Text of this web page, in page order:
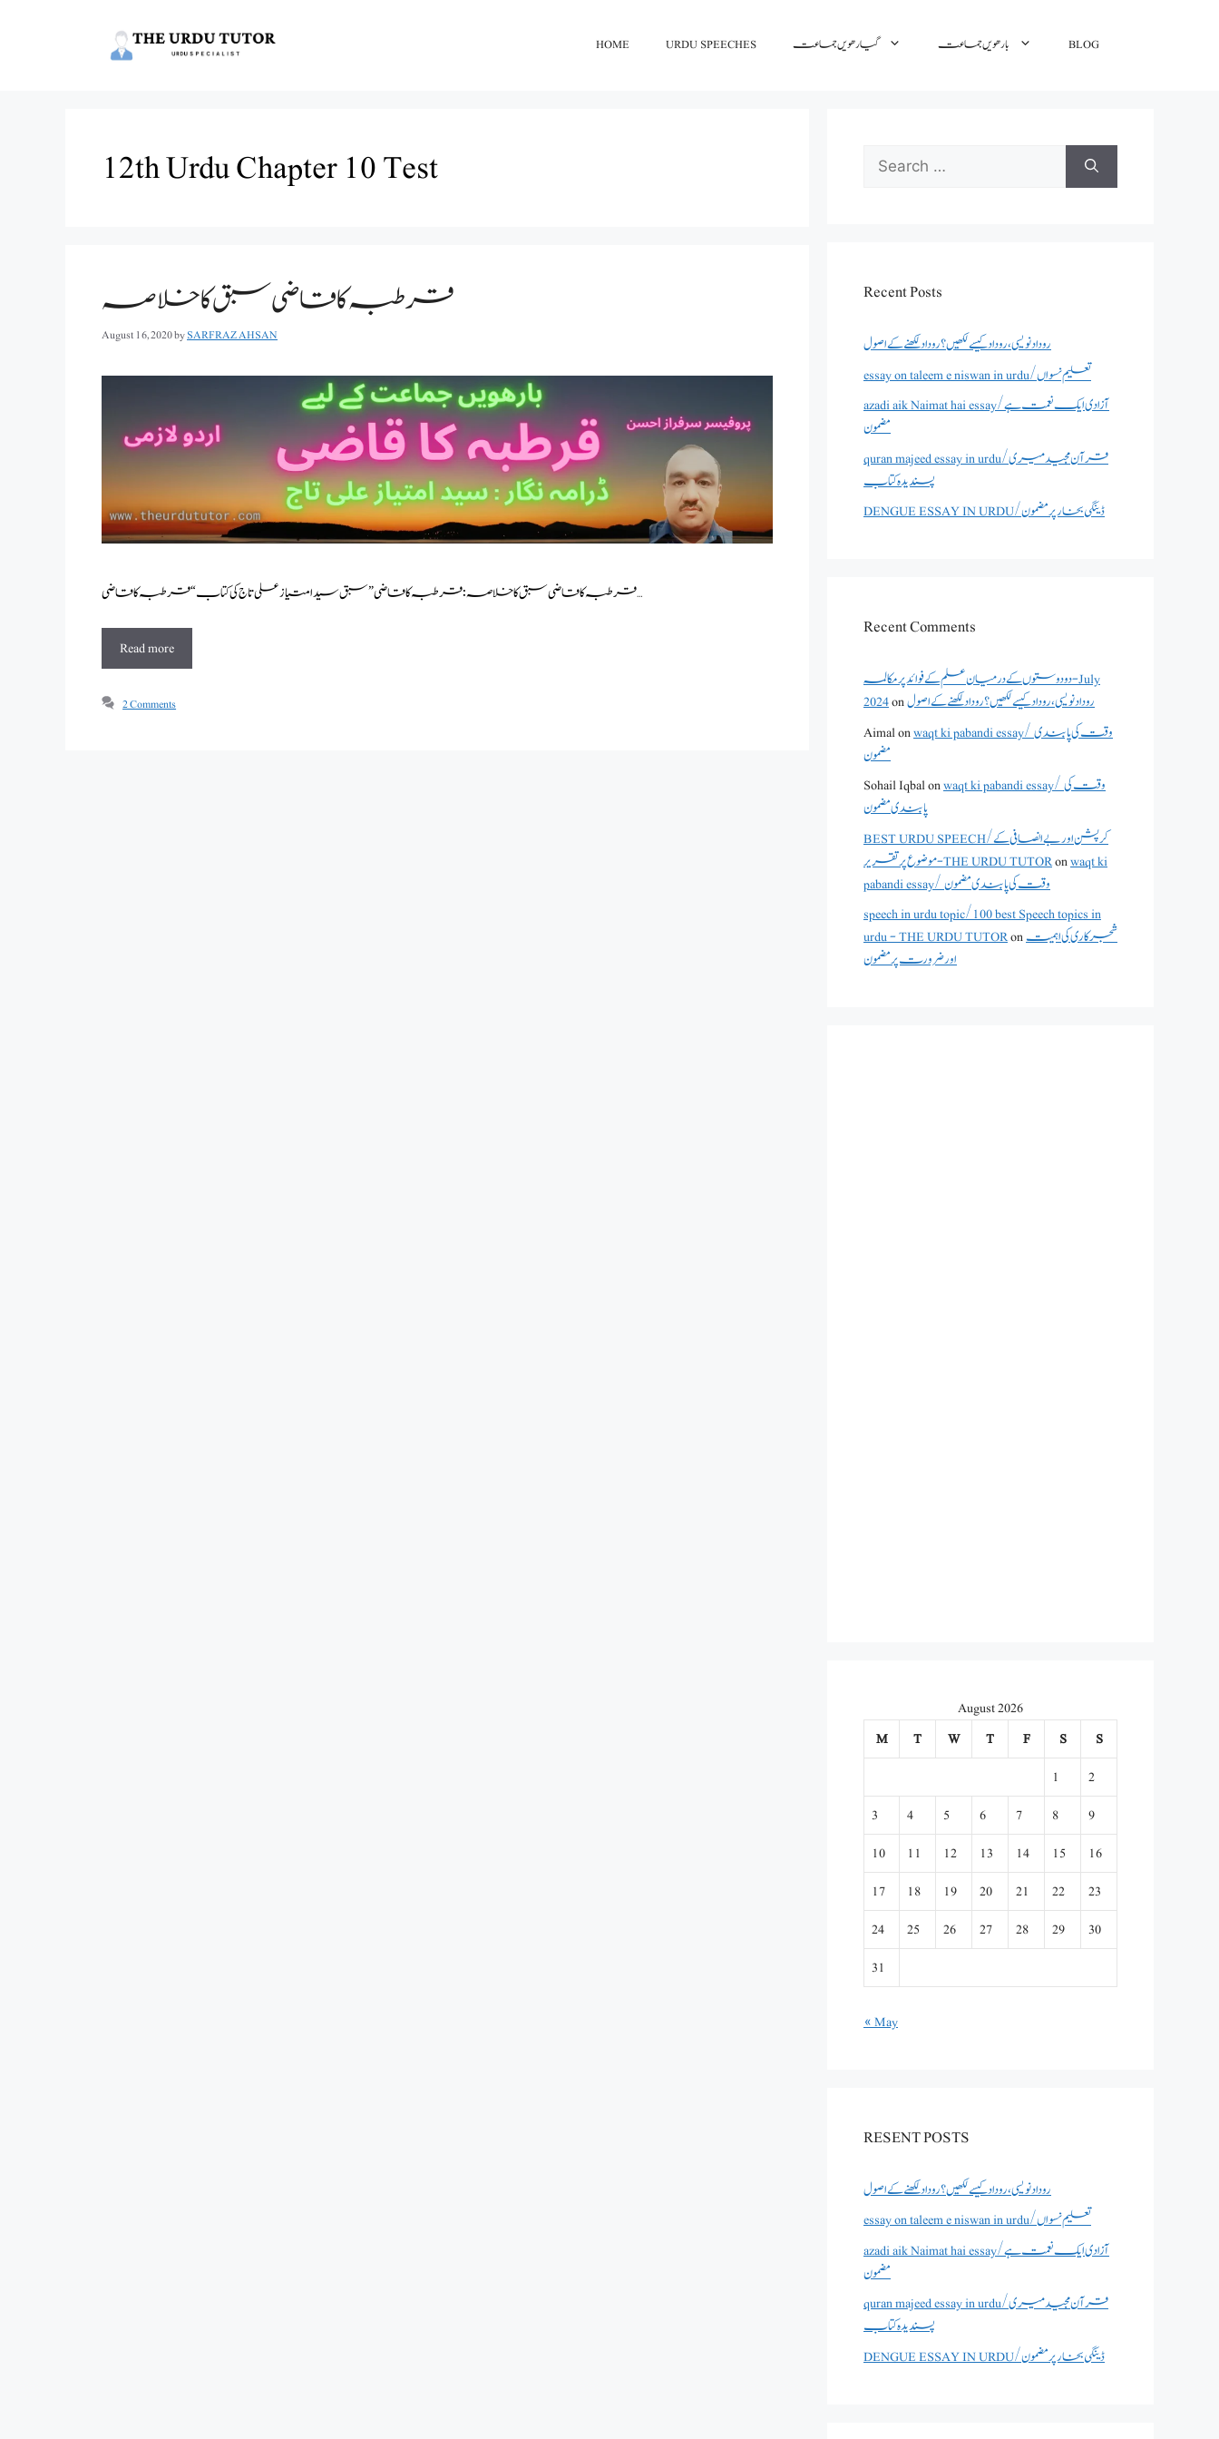
HOME URDU SPEECHES گیارھویں جماعت بارھویں جماعت BLOG
12th Urdu Chapter 10 Test
قرطبہ کا قاضی سبق کا خلاصہ
August 16, 2020bySARFRAZ AHSAN
قرطبہ کا قاضی سبق کا خلاصہ : قرطبہ کا قاضی” سبق سید امتیاز علی تاج کی کتاب “قرطبہ کا قاضی …
Read more
2 Comments
Search
for:
Recent Posts
روداد نویسی ،روداد کیسے لکھیں؟ روداد لکھنے کے اصول
essay on taleem e niswan in urdu/تعلیم نسواں
azadi aik Naimat hai essay/آزادی ایک نعمت ہے
مضمون
quran majeed essay in urdu/قرآن مجید میری
پسندیدہ کتاب
DENGUE ESSAY IN URDU/ڈینگی بخار پر مضمون
Recent Comments
دو دوستوں کے درمیان علم کے فوائد پر مکالمہ - July
2024onروداد نویسی ،روداد کیسے لکھیں؟ روداد لکھنے کے اصول
Aimalonwaqt ki pabandi essay/ وقت کی پابندی
مضمون
Sohail Iqbalonwaqt ki pabandi essay/ وقت کی
پابندی مضمون
BEST URDU SPEECH/کرپشن اور بے انصافی کے
موضوع پر تقریر - THE URDU TUTORonwaqt ki
pabandi essay/ وقت کی پابندی مضمون
speech in urdu topic/100 best Speech topics in
urdu - THE URDU TUTORonشجرکاری کی اہمیت
اور ضرورت پر مضمون
August 2026
M
T W T F S
S
1
2
3
4 5 6 7 8
9
10
11 12 13 14 15
16
17
18 19 20 21 22
23
24
25 26 27 28 29
30
31
« May
RESENT POSTS
روداد نویسی ،روداد کیسے لکھیں؟ روداد لکھنے کے اصول
essay on taleem e niswan in urdu/تعلیم نسواں
azadi aik Naimat hai essay/آزادی ایک نعمت ہے
مضمون
quran majeed essay in urdu/قرآن مجید میری
پسندیدہ کتاب
DENGUE ESSAY IN URDU/ڈینگی بخار پر مضمون